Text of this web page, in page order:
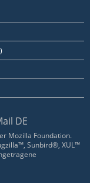
DE
Mozilla Foundation.
Sunbird®, XUL™